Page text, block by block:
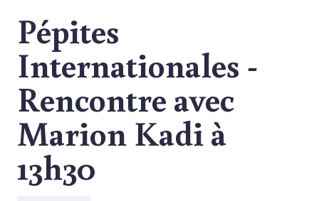
Pépites
Internationales -
Rencontre avec
Marion Kadi à
13h30